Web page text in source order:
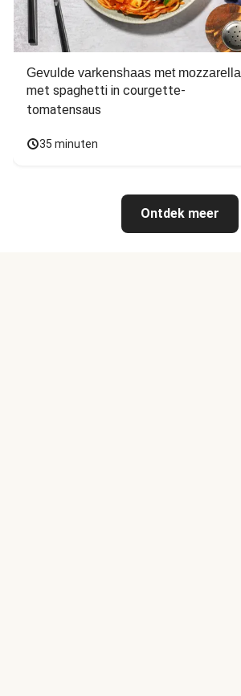
Gevulde varkenshaas met mozzarella
met spaghetti in courgette-
tomatensaus
35 minuten
Ontdek meer